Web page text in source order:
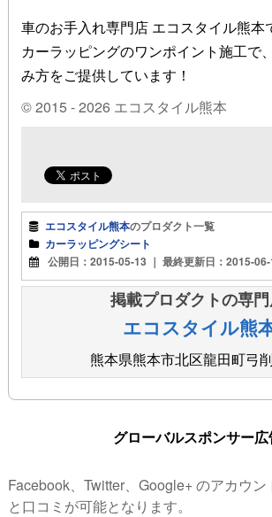
車のお手入れ専門店 エコスタイル熊本
カーラッピングのワンポイント施工で
み方をご提供しています！
© 2015 - 2026 エコスタイル熊本
エコスタイル熊本のプロダクト一覧
カーラッピングシート
公開日： 2015-05-13 ｜ 最終更新日： 2015-
掲載プロダクトの専
エコスタイル熊
熊本県熊本市北区龍田町弓
グローバルスポンサー
Facebook、Twitter、Google+ のアカウ
と口コミが可能となります。